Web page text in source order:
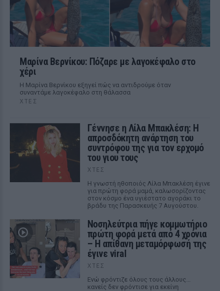
Μαρίνα Βερνίκου: Πόζαρε με λαγοκέφαλο στο
χέρι
Η Μαρίνα Βερνίκου εξηγεί πώς να αντιδρούμε όταν
συναντάμε λαγοκέφαλο στη θάλασσα
ΧΤΕΣ
Γέννησε η Λίλα Μπακλέση: Η
απροσδόκητη ανάρτηση του
συντρόφου της για τον ερχομό
του γιου τους
ΧΤΕΣ
Η γνωστή ηθοποιός Λίλα Μπακλέση έγινε
για πρώτη φορά μαμά, καλωσορίζοντας
στον κόσμο ένα υγιέστατο αγοράκι το
βράδυ της Παρασκευής 7 Αυγούστου.
Νοσηλεύτρια πήγε κομμωτήριο
πρώτη φορά μετά από 4 χρόνια
– Η απίθανη μεταμόρφωσή της
έγινε viral
ΧΤΕΣ
Ενώ φρόντιζε όλους τους άλλους...
κανείς δεν φρόντισε για εκείνη